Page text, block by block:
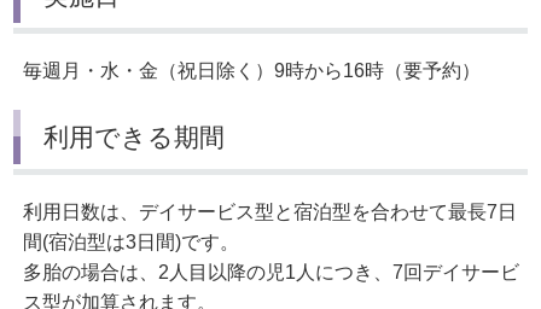
毎週月・水・金（祝日除く）9時から16時（要予約）
利用できる期間
利用日数は、デイサービス型と宿泊型を合わせて最長7日
間(宿泊型は3日間)です。
多胎の場合は、2人目以降の児1人につき、7回デイサービ
ス型が加算されます。